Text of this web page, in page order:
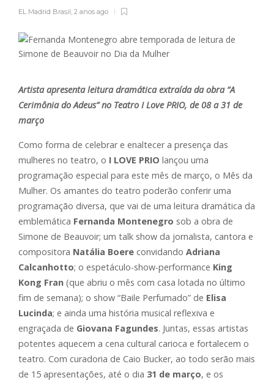
EL Madrid Brasil, 2 anos ago
Artista apresenta leitura dramática extraída da obra “A
Cerimônia do Adeus” no Teatro I Love PRIO, de 08 a 31 de
março
Como forma de celebrar e enaltecer a presença das
mulheres no teatro, o I LOVE PRIO lançou uma
programação especial para este mês de março, o Mês da
Mulher. Os amantes do teatro poderão conferir uma
programação diversa, que vai de uma leitura dramática da
emblemática Fernanda Montenegro sob a obra de
Simone de Beauvoir; um talk show da jornalista, cantora e
compositora Natália Boere convidando Adriana
Calcanhotto; o espetáculo-show-performance King
Kong Fran (que abriu o mês com casa lotada no último
fim de semana); o show “Baile Perfumado” de Elisa
Lucinda; e ainda uma história musical reflexiva e
engraçada de Giovana Fagundes. Juntas, essas artistas
potentes aquecem a cena cultural carioca e fortalecem o
teatro. Com curadoria de Caio Bucker, ao todo serão mais
de 15 apresentações, até o dia 31 de março, e os